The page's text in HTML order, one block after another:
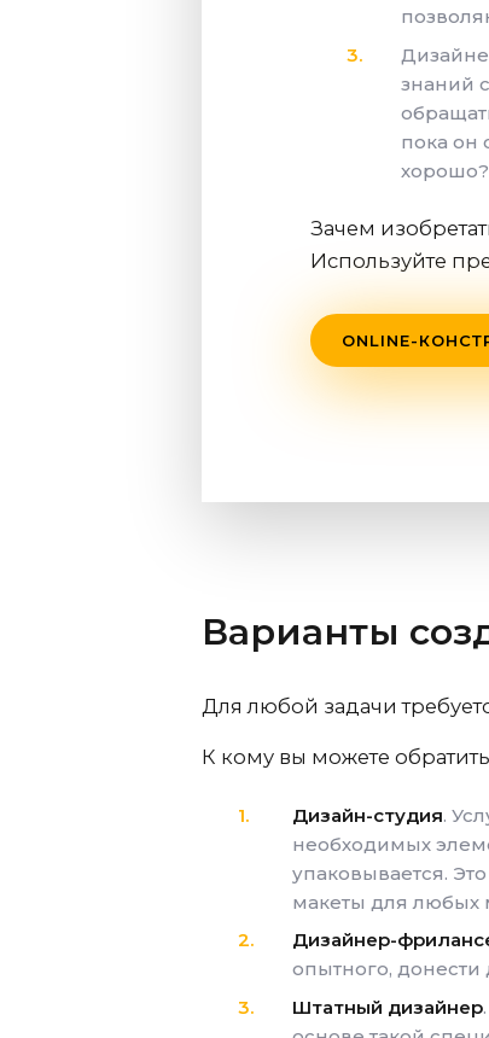
знаний
пока он
хорошо?
Зачем
Используйте
ONLINE-
Варианты
Для любой задачи
К кому вы можете
Дизайн-студия.
необходимых
упаковывается.
макеты для любых
Дизайнер-
опытного, донести
Штатный дизайнер